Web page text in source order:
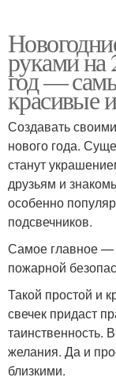
руками на
год —
красивые
Создавать
нового года.
станут
друзьям и
особенно
подсвечников.
Самое главное —
пожарной
Такой простой и
свечек придаст
таинственность.
желания. Да и
близкими.